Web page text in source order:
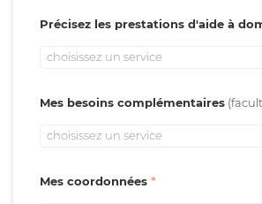
Précisez les prestations d'aide à
choisissez un service
Mes besoins complémentaires
choisissez un service
Mes coordonnées